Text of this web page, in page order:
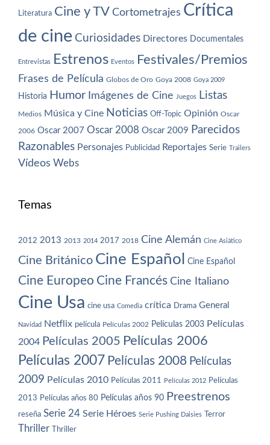
Literatura Cine y TV Cortometrajes Crítica
de cine Curiosidades Directores Documentales
Entrevistas Estrenos Eventos Festivales/Premios
Frases de Película Globos de Oro Goya 2008 Goya 2009
Historia Humor Imágenes de Cine Juegos Listas
Medios Música y Cine Noticias Off-Topic Opinión Oscar
2006 Oscar 2007 Oscar 2008 Oscar 2009 Parecidos
Razonables Personajes Publicidad Reportajes Serie Trailers
Vídeos Webs
Temas
2012 2013 2013 2014 2017 2018 Cine Alemán Cine Asiático
Cine Británico Cine Español Cine Español
Cine Europeo Cine Francés Cine Italiano
Cine Usa cine usa Comedia crítica Drama General
Navidad Netflix película Películas 2002 Películas 2003 Películas
2004 Películas 2005 Películas 2006
Películas 2007 Películas 2008 Películas
2009 Películas 2010 Películas 2011 Películas 2012 Películas
2013 Películas años 80 Películas años 90 Preestrenos
reseña Serie 24 Serie Héroes Serie Pushing Daisies Terror
Thriller Thriller